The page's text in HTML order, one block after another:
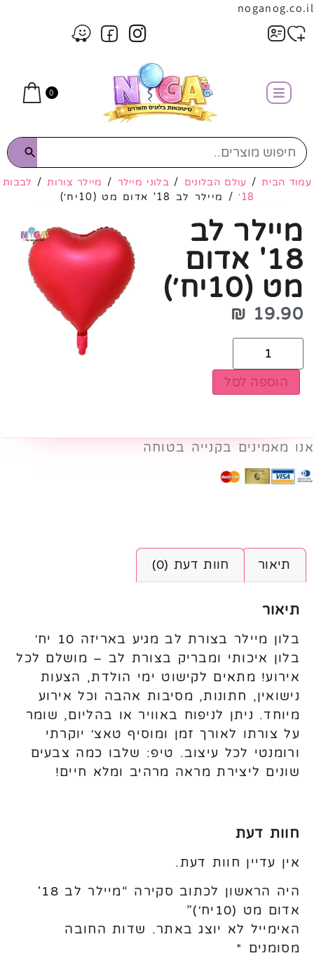
noganog.co.il
0
עמוד הבית/ עולם הבלונים /בלוני מיילר / מיילר צורות/ לבבות
18׳ / מיילר לב 18' אדום מט (10יח׳)
מיילר לב
18' אדום
מט (10יח׳)
19.90
₪
הוספה לסל
אנו מאמינים בקנייה בטוחה
תיאור חוות דעת (0)
תיאור
בלון מיילר בצורת לב מגיע באריזה 10 יח׳
בלון איכותי ומבריק בצורת לב – מושלם לכל
אירוע! מתאים לקישוט ימי הולדת, הצעות
נישואין, חתונות, מסיבות אהבה וכל אירוע
מיוחד. ניתן לניפוח באוויר או בהליום, שומר
על צורתו לאורך זמן ומוסיף טאצ׳ יוקרתי
ורומנטי לכל עיצוב. טיפ: שלבו כמה צבעים
שונים ליצירת מראה מרהיב ומלא חיים!
חוות דעת
אין עדיין חוות דעת.
היה הראשון לכתוב סקירה “מיילר לב 18'
אדום מט (10יח׳)”
האימייל לא יוצג באתר. שדות החובה
מסומנים *